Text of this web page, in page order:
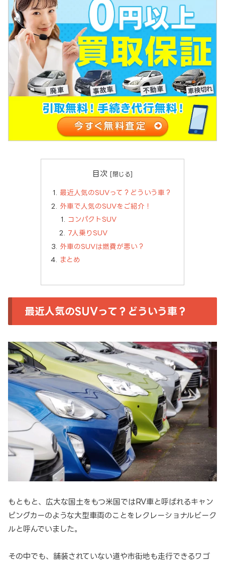
目次
最近人気のSUVって？どういう車？
外車で人気のSUVをご紹介！
コンパクトSUV
7人乗りSUV
外車のSUVは燃費が悪い？
まとめ
最近人気のSUVって？どういう車？
もともと、広大な国土をもつ米国ではRV車と呼ばれるキャン
ピングカーのような大型車両のことをレクレーショナルビーク
ルと呼んでいました。
その中でも、舗装されていない道や市街地も走行できるワゴ